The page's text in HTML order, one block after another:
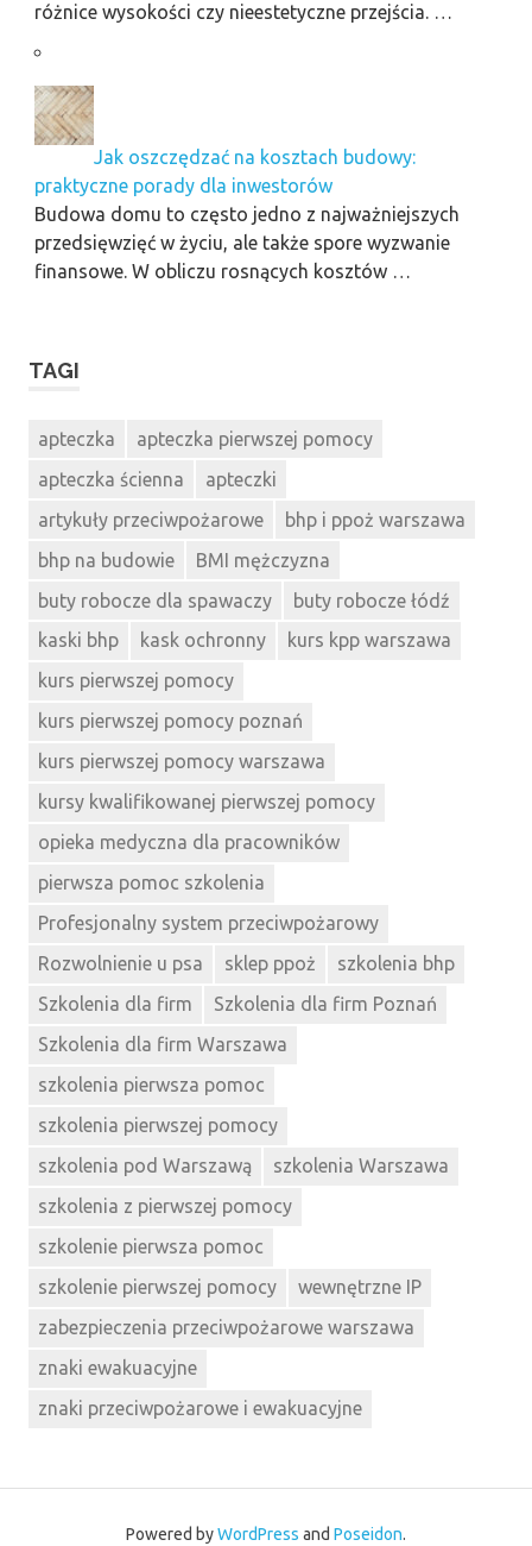
różnice wysokości czy nieestetyczne przejścia. …
Jak oszczędzać na kosztach budowy:
praktyczne porady dla inwestorów
Budowa domu to często jedno z najważniejszych
przedsięwzięć w życiu, ale także spore wyzwanie
finansowe. W obliczu rosnących kosztów …
TAGI
apteczka
apteczka pierwszej pomocy
apteczka ścienna
apteczki
artykuły przeciwpożarowe
bhp i ppoż warszawa
bhp na budowie
BMI mężczyzna
buty robocze dla spawaczy
buty robocze łódź
kaski bhp
kask ochronny
kurs kpp warszawa
kurs pierwszej pomocy
kurs pierwszej pomocy poznań
kurs pierwszej pomocy warszawa
kursy kwalifikowanej pierwszej pomocy
opieka medyczna dla pracowników
pierwsza pomoc szkolenia
Profesjonalny system przeciwpożarowy
Rozwolnienie u psa
sklep ppoż
szkolenia bhp
Szkolenia dla firm
Szkolenia dla firm Poznań
Szkolenia dla firm Warszawa
szkolenia pierwsza pomoc
szkolenia pierwszej pomocy
szkolenia pod Warszawą
szkolenia Warszawa
szkolenia z pierwszej pomocy
szkolenie pierwsza pomoc
szkolenie pierwszej pomocy
wewnętrzne IP
zabezpieczenia przeciwpożarowe warszawa
znaki ewakuacyjne
znaki przeciwpożarowe i ewakuacyjne
Powered byWordPress and Poseidon.